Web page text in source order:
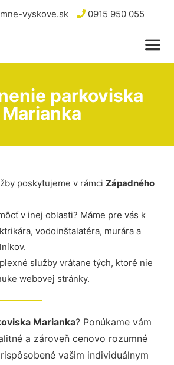
vyskove.sk 0915 950 055
parkoviska
Marianka
poskytujeme v rámci Západného
v inej oblasti? Máme pre vás k
vodoinštalatéra, murára a
služby vrátane tých, ktoré nie
webovej stránky.
Marianka? Ponúkame vám
a zároveň cenovo rozumné
vašim individuálnym